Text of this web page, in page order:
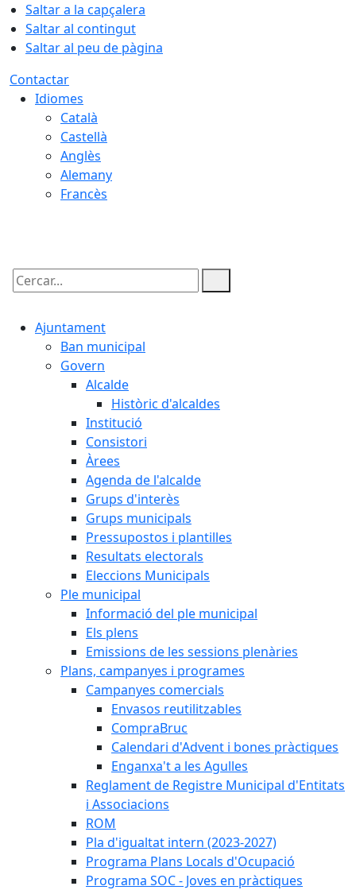
Saltar a la capçalera
Saltar al contingut
Saltar al peu de pàgina
Contactar
Idiomes
Català
Castellà
Anglès
Alemany
Francès
Cercar:
Ajuntament
Ban municipal
Govern
Alcalde
Històric d'alcaldes
Institució
Consistori
Àrees
Agenda de l'alcalde
Grups d'interès
Grups municipals
Pressupostos i plantilles
Resultats electorals
Eleccions Municipals
Ple municipal
Informació del ple municipal
Els plens
Emissions de les sessions plenàries
Plans, campanyes i programes
Campanyes comercials
Envasos reutilitzables
CompraBruc
Calendari d'Advent i bones pràctiques
Enganxa't a les Agulles
Reglament de Registre Municipal d'Entitats
i Associacions
ROM
Pla d'igualtat intern (2023-2027)
Programa Plans Locals d'Ocupació
Programa SOC - Joves en pràctiques